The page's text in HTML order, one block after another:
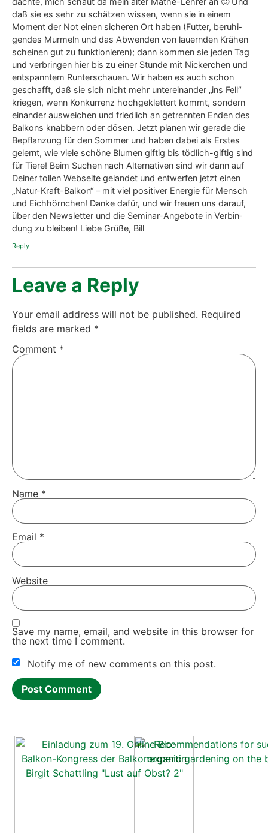
Sor­gen wegen Knall­trau­ma, denn die Eichis haben ein
unglaub­lich fei­nes Gehör. Wir haben auch gele­sen, daß man­
che nach der Böl­le­rei ange­stamm­te Fut­ter- und Nist­plät­ze
mei­den, und das deckt sich der­zeit mit unse­ren Beob­ach­tun­
gen. Wie kann man den Tier­chen denn Hin­wei­se schi­cken?
Lie­be Grü­ße, Bill
Rep­ly
Birgit Schattling says: 2. Febru­ary 2023 at 12:20
Lie­ber Bill, ich ver­ste­he jetzt noch bes­ser. Es sind sehr
spät gebo­re­ne Jung­tie­re. Mei­ne Jung­tie­re wur­den immer
im Früh­jahr gebo­ren, sie hat­ten einen Zeit­vor­teil. Aber
auch Eure Eich­hörn­chen wer­den es ler­nen, sie sind wirk­
lich anpas­sungs­fä­hig. Sie schaf­fen auch das wirk­lich auf­
re­gen­de Leben in der Stadt. Trotz­dem füh­len wir stark
mit, denn die­ser Lärm und das bun­te Sir­ren der Rake­ten
ist schwer aus­zu­hal­ten. Schwin­ge Dich auf die Eich­hörn­
brau­chen nur Sil­ves­ter den Lärm schaf­fen, danach wird
es wie­der ruhi­ger. Wir kön­nen mit jedem Lebe­we­sen in
Ver­bin­dung gehen, sei es Men­schen, Tie­re, Pflan­zen Es
frü­her. Viel Freu­de für Euch mit Euren star­ken Eich­hörn­
chen. Lie­be Grü­ße Bir­git
Rep­ly
dach­te, mich schaut da mein alter Mathe-Leh­rer an 🙂 Und
daß sie es sehr zu schät­zen wis­sen, wenn sie in einem
Moment der Not einen siche­ren Ort haben (Fut­ter, beru­hi­
gen­des Mur­meln und das Abwen­den von lau­ern­den Krä­hen
schei­nen gut zu funk­tio­nie­ren); dann kom­men sie jeden Tag
und ver­brin­gen hier bis zu einer Stun­de mit Nicker­chen und
ent­spann­tem Run­ter­schau­en. Wir haben es auch schon
geschafft, daß sie sich nicht mehr unter­ein­an­der „ins Fell“
krie­gen, wenn Kon­kur­renz hoch­ge­klet­tert kommt, son­dern
ein­an­der aus­wei­chen und fried­lich an getrenn­ten Enden des
Bal­kons knab­bern oder dösen. Jetzt pla­nen wir gera­de die
Bepflan­zung für den Som­mer und haben dabei als Ers­tes
gelernt, wie vie­le schö­ne Blu­men gif­tig bis töd­lich-gif­tig sind
für Tie­re! Beim Suchen nach Alter­na­ti­ven sind wir dann auf
Dei­ner tol­len Web­sei­te gelan­det und ent­wer­fen jetzt einen
„Natur-Kraft-Bal­kon“ – mit viel posi­ti­ver Ener­gie für Mensch
und Eich­hörn­chen! Dan­ke dafür, und wir freu­en uns dar­auf,
über den News­let­ter und die Semi­nar-Ange­bo­te in Ver­bin­
dung zu blei­ben! Lie­be Grü­ße, Bill
Lea­ve a Rep­ly
Your email address will not be published.